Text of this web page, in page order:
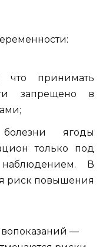
что принимать
запрещено в
ягоды
только под
В
риск повышения
—